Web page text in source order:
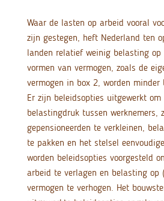
Waar de lasten op arbeid vooral
zijn gestegen, heft Nederland ten
landen relatief weinig belasting op
vormen van vermogen, zoals de
vermogen in box 2, worden minder
Er zijn beleidsopties uitgewerkt
belastingdruk tussen werknemers,
gepensioneerden te verkleinen,
te pakken en het stelsel
worden beleidsopties voorgesteld
arbeid te verlagen en belasting op
vermogen te verhogen. Het